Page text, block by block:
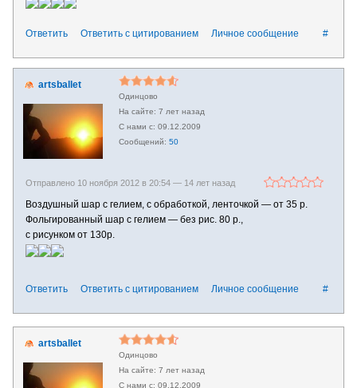
#
Ответить Ответить с цитированием Личное сообщение
artsballet
Одинцово
7 лет назад
09.12.2009
50
Отправлено 10 ноября 2012 в 20:54 — 14 лет назад
Воздушный шар с гелием, с обработкой, ленточкой — от 35 р.
Фольгированный шар с гелием — без рис. 80 р.,
с рисунком от 130р.
#
Ответить Ответить с цитированием Личное сообщение
artsballet
Одинцово
7 лет назад
09.12.2009